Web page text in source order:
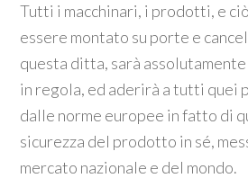
Tutti i macchinari, i prodotti, e
essere montato su porte e
questa ditta, sarà
in regola, ed aderirà a tutti quei
dalle norme europee in fatto di
sicurezza del prodotto in sé,
mercato nazionale e del mondo.